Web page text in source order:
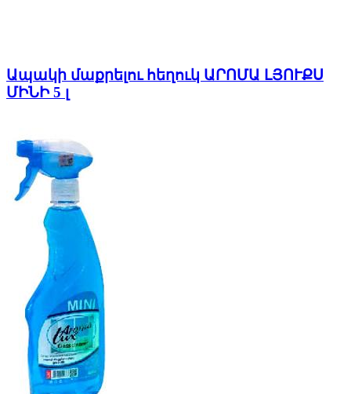
Ապակի մաքրելու հեղուկ ԱՐՈՄԱ ԼՅՈՒՔՍ
ՄԻՆԻ 5 լ